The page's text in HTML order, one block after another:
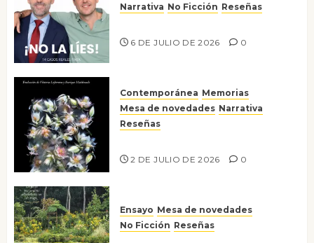
Narrativa No Ficción Reseñas
6 DE JULIO DE 2026 0
Contemporánea Memorias
Mesa de novedades Narrativa
Reseñas
2 DE JULIO DE 2026 0
Ensayo Mesa de novedades
No Ficción Reseñas